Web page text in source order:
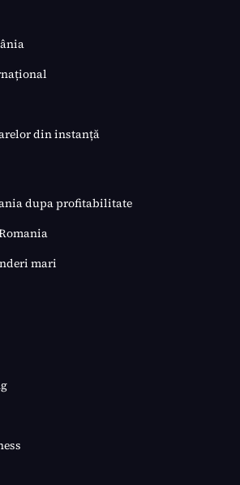
din instanță
dupa profitabilitate
mari